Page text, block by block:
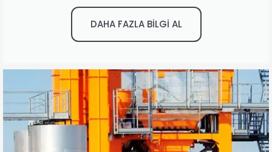
DAHA FAZLA BİLGİ AL